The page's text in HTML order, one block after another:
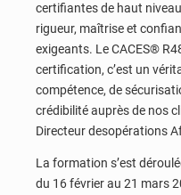
certifiantes de haut
rigueur, maîtrise et
exigeants. Le CACES®
certification, c’est un
compétence, de
crédibilité auprès de nos
Directeur desopérations
La formation s’est
du 16 février au 21 mars